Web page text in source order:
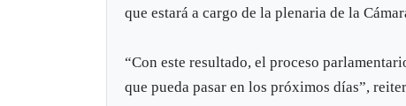
que estará a cargo de la plenaria de la
“Con este resultado, el proceso
que pueda pasar en los próximos días”,